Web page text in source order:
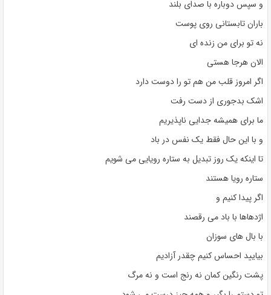
و سپس دوباره با صدای بلند
باران تابستانی روی پوست
نه تو برای من زنده ای
الان هرجا هستی
اگر امروز قلب من هم تو را دوست دارد
اشک بدجوری از دست رفت
ما برای همیشه جدایی ناپذیریم
و با این حال فقط یک نفس در باد
تا اینکه یک روز تبدیل به ستاره رویایی می شویم
ستاره رویا هستند
اگر پیدا کنیم و
اژدهاها با باد می رقصند
با بال های سوزان
بیایید احساس کنیم چقدر آزادیم
پشت رنگین کمان نه رنج است و نه مرگ